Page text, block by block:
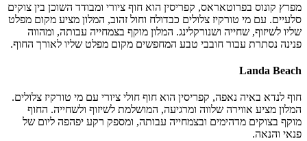
מפרץ קונוס בפרוטאראס, קפריסין הוא חוף ציורי ומבודד השוכן בין צוקים
סלעיים. עם מי טורקיז צלולים כבדולח וחול זהוב, המלון מציע מקום מפלט
שליו לשיזוף, שחייה ושנורקלינג. המלון מוקף בצמחייה עבותה, ומהווה
פנינה נסתרת עבור חובבי טבע המחפשים מקום מפלט שליו לאורך החוף.
Landa Beach
חוף לנדא באיה נאפה, קפריסין הוא חוף חולי ציורי עם מי טורקיז צלולים.
המלון מציע אווירה שלווה ומרגיעה, המושלמת לשיזוף ולשחייה. החוף
מוקף בצוקים מדהימים ובצמחייה עבותה, ומספק רקע יפהפה ליום של
פנאי והנאה.